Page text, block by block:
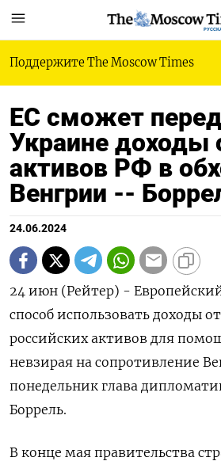
Поддержите The Moscow Times
ЕС сможет
Украине доходы
активов РФ в
Венгрии --
24.06.2024
24 июн (Рейтер) -
способ использовать доходы
российских активов для
невзирая на сопротивление
понедельник глава
Боррель.
В конце мая правительства